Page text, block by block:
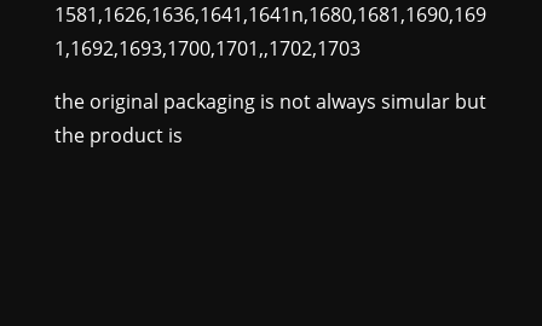
1581,1626,1636,1641,1641n,1680,1681,1690,169
1,1692,1693,1700,1701,,1702,1703
the original packaging is not always simular but
the product is